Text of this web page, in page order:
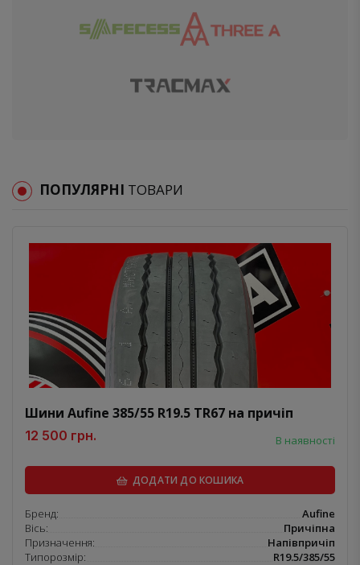
ПОПУЛЯРНІ ТОВАРИ
Шини Aufine 385/55 R19.5 TR67 на причіп
В наявності
12 500 грн.
ДОДАТИ ДО КОШИКА
Бренд:
Aufine
Вісь:
Причіпна
Призначення:
Напівпричіп
Типорозмір:
R19.5/385/55